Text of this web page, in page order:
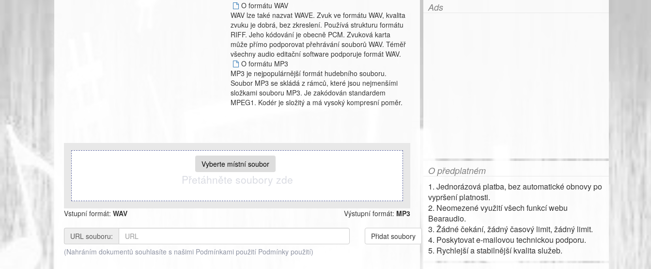
O formátu WAV
WAV lze také nazvat WAVE. Zvuk ve formátu WAV, kvalita
zvuku je dobrá, bez zkreslení. Používá strukturu formátu
RIFF. Jeho kódování je obecně PCM. Zvuková karta
může přímo podporovat přehrávání souborů WAV. Téměř
všechny audio editační software podporuje formát WAV.
O formátu MP3
MP3 je nejpopulárnější formát hudebního souboru.
Soubor MP3 se skládá z rámců, které jsou nejmenšími
složkami souboru MP3. Je zakódován standardem
MPEG1. Kodér je složitý a má vysoký kompresní poměr.
Vyberte místní soubor
Přetáhněte soubory zde
Vstupní formát: WAV Výstupní formát: MP3
URL souboru:
Přidat soubory
(Nahráním dokumentů souhlasíte s našimi Podmínkami použití Podmínky použití)
Ads
O předplatném
1. Jednorázová platba, bez automatické obnovy po
vypršení platnosti.
2. Neomezené využití všech funkcí webu
Bearaudio.
3. Žádné čekání, žádný časový limit, žádný limit.
4. Poskytovat e-mailovou technickou podporu.
5. Rychlejší a stabilnější kvalita služeb.